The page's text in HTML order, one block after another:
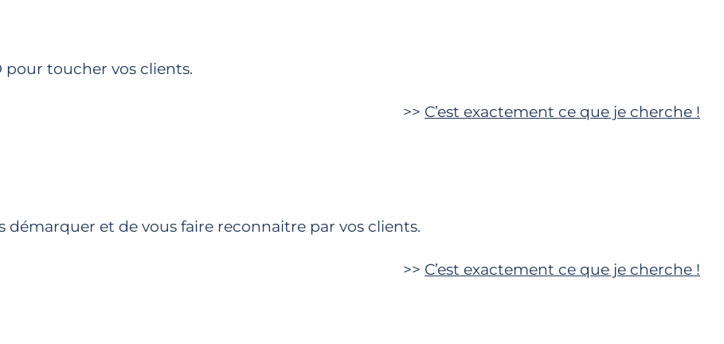
pour toucher vos clients.
>> C’est exactement ce que je cherche !
et de vous faire reconnaitre par vos clients.
>> C’est exactement ce que je cherche !